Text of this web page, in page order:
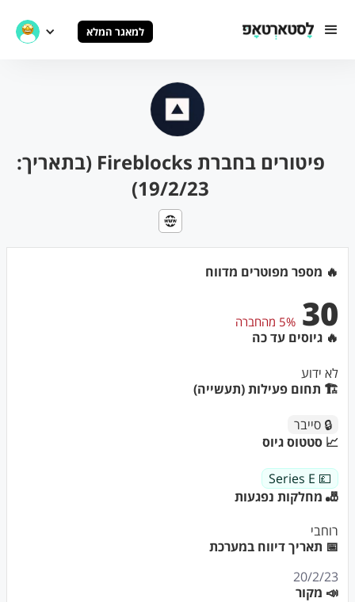
למאגר המלא
פיטורים בחברת Fireblocks (בתאריך:
19/2/23)
🔥 מספר מפוטרים מדווח
30 5% מהחברה
🔥 גיוסים עד כה
לא ידוע
🏗 תחום פעילות (תעשייה)
🔒 סייבר
📈 סטטוס גיוס
💷 Series E
🎳 מחלקות נפגעות
רוחבי
📅 תאריך דיווח במערכת
20/2/23
📣 מקור